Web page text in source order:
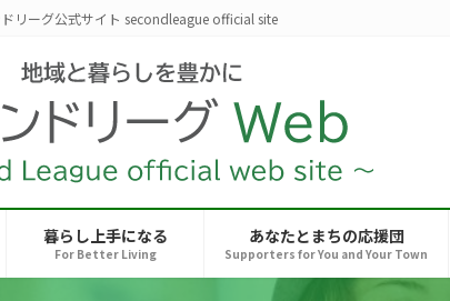
リーグ公式サイト secondleague official site
暮らし上手になる
For Better Living
あなたとまちの応援団
Supporters for You and Your Town